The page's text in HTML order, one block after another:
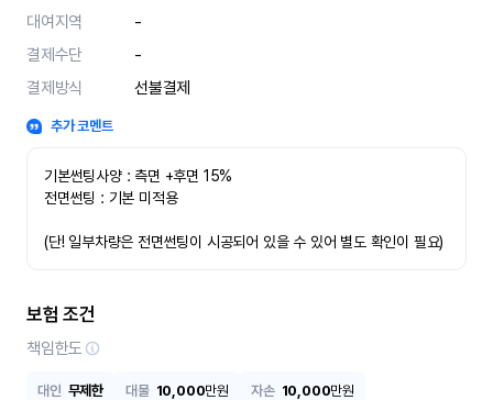
대여지역
-
결제수단
-
결제방식
선불결제
추가 코멘트
기본썬팅사양 : 측면 +후면 15%
전면썬팅 : 기본 미적용
(단! 일부차량은 전면썬팅이 시공되어 있을 수 있어 별도 확인이 필요)
보험 조건
책임한도
대인 무제한 대물 10,000만원 자손 10,000만원